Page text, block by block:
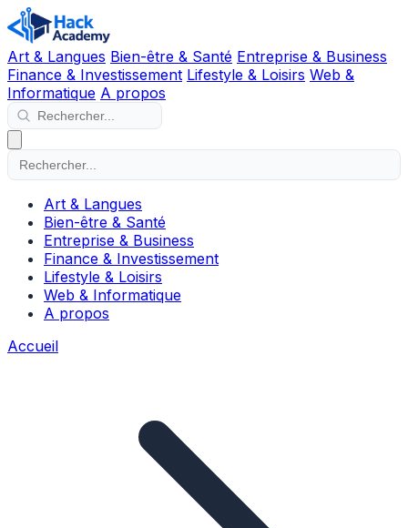
Art & Langues Bien-être & Santé Entreprise & Business
Finance & Investissement Lifestyle & Loisirs Web &
Informatique A propos
Art & Langues
Bien-être & Santé
Entreprise & Business
Finance & Investissement
Lifestyle & Loisirs
Web & Informatique
A propos
Accueil